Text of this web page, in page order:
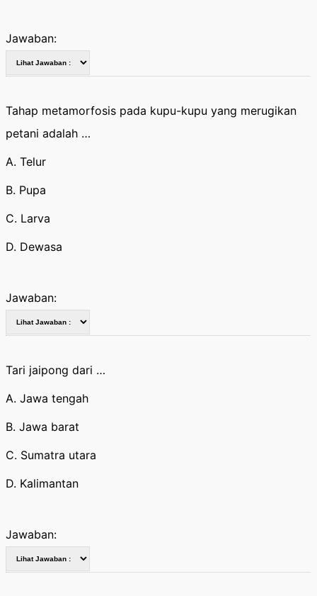
Jawaban:
Tahap metamorfosis pada kupu-kupu yang merugikan
petani adalah …
A. Telur
B. Pupa
C. Larva
D. Dewasa
Jawaban:
Tari jaipong dari …
A. Jawa tengah
B. Jawa barat
C. Sumatra utara
D. Kalimantan
Jawaban: